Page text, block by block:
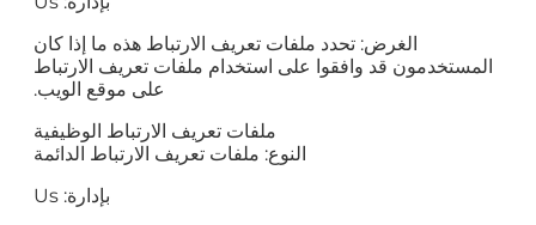
الغرض: تحدد ملفات تعريف الارتباط هذه ما إذا كان
المستخدمون قد وافقوا على استخدام ملفات تعريف الارتباط
على موقع الويب.
ملفات تعريف الارتباط الوظيفية
النوع: ملفات تعريف الارتباط الدائمة
بإدارة: Us